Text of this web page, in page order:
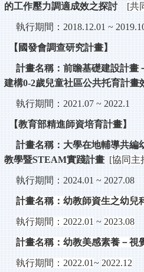
的工作壓力調適成效之探討 [共
執行期間： 2018.12.01 ~
【國發會調查研究計畫】
計畫名稱：前瞻基礎建設計畫
建構0-2歲兒童社區公共托育計畫
執行期間： 2021.07 ~ 2022.1
【教育部精進師資培育計畫】
計畫名稱：大學在地輔導共編
教學暨STEAM實踐計畫 [協同主
執行期間： 2024.01 ~ 2027.08
計畫名稱：幼教師資生之幼兒
執行期間： 2022.01 ~ 2023.08
計畫名稱：幼教美感素養－視
執行期間： 2022.01~ 2022.12